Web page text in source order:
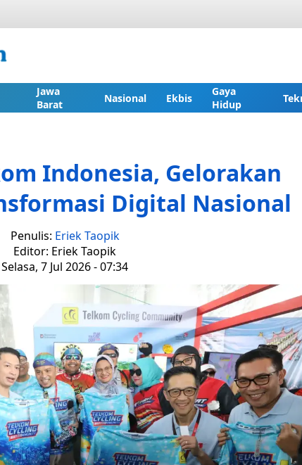
Jawa
Barat
Nasional Ekbis
Gaya
Hidup
Indonesia, Gelorakan
Digital Nasional
Penulis: Eriek Taopik
Editor: Eriek Taopik
Selasa, 7 Jul 2026 - 07:34